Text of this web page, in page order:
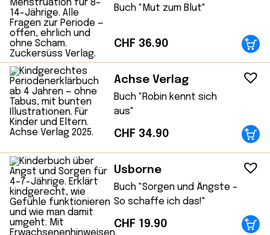
Buch "Mut zum Blut"
CHF 36.90
Achse Verlag
Buch "Robin kennt sich
aus"
CHF 34.90
Usborne
Buch "Sorgen und Ängste –
So schaffe ich das!"
CHF 19.90